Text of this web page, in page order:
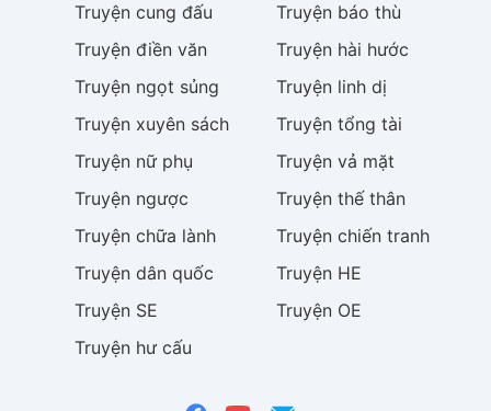
Truyện cung đấu Truyện báo thù
Truyện điền văn Truyện hài hước
Truyện ngọt sủng Truyện linh dị
Truyện xuyên sách Truyện tổng tài
Truyện nữ phụ Truyện vả mặt
Truyện ngược Truyện thế thân
Truyện chữa lành Truyện chiến tranh
Truyện dân quốc Truyện HE
Truyện SE Truyện OE
Truyện hư cấu